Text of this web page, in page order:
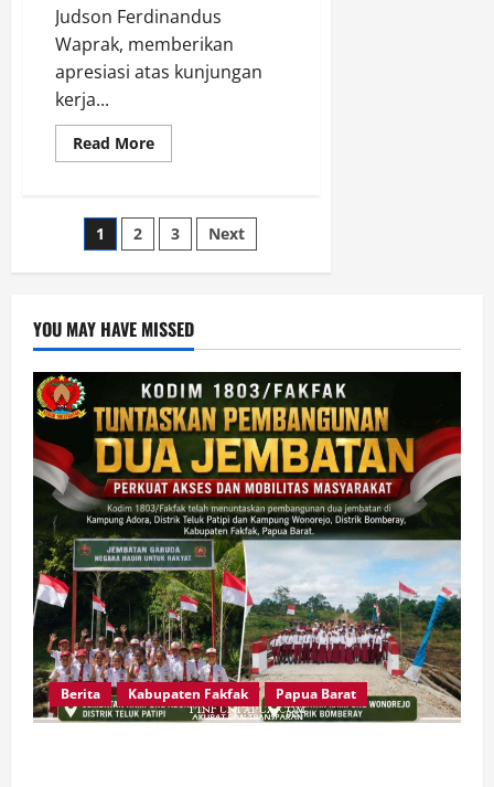
Judson Ferdinandus
Waprak, memberikan
apresiasi atas kunjungan
kerja...
Read MoreRead
more
Apresiasi
Kunjungan
KASAD
Dorong
Percepatan
Ekonomi
Lokal
Paginasi
pos
1 2 3 Next
YOU MAY HAVE MISSED
Berita Kabupaten Fakfak Papua Barat